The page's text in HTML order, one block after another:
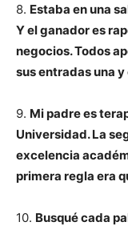
8. Estaba en una
Y el ganador es
negocios. Todos
sus entradas una
9. Mi padre es
Universidad. La
excelencia
primera regla era
10. Busqué cada